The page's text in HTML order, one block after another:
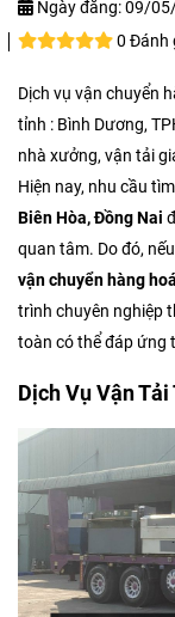
Ngày đăng:09/
0 Đánh
Dịch vụ vận chuyển
tỉnh : Bình Dương,
nhà xưởng, vận tải
Hiện nay, nhu cầu
Biên Hòa, Đồng Nai
quan tâm. Do đó,
vận chuyển hàng
trình chuyên nghiệp
toàn có thể đáp ứng
Dịch Vụ Vận Tải